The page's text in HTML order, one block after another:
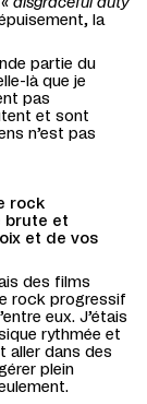
la
partie du
là que je
pas
et sont
n’est pas
rock
brute et
et de vos
des films
rock progressif
eux. J’étais
rythmée et
aller dans des
plein